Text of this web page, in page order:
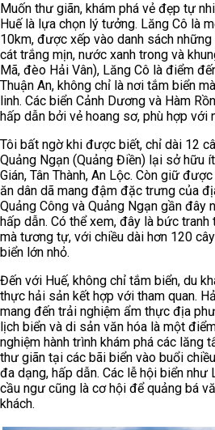
Muốn thư giãn, khám phá vẻ đẹp tự
Huế là lựa chọn lý tưởng. Lăng Cô là
10km, được xếp vào danh sách
cát trắng mịn, nước xanh trong và
Mã, đèo Hải Vân), Lăng Cô là điểm
Thuận An, không chỉ là nơi tắm biển
linh. Các biển Cảnh Dương và Hàm
hấp dẫn bởi vẻ hoang sơ, phù hợp với
Tôi bất ngờ khi được biết, chỉ dài 12
Quảng Ngạn (Quảng Điền) lại sở hữu
Gián, Tân Thành, An Lộc. Còn giữ
ăn dân dã mang đậm đặc trưng của
Quảng Công và Quảng Ngạn gần
hấp dẫn. Có thể xem, đây là bức
mà tương tự, với chiều dài hơn 120
biển lớn nhỏ.
Đến với Huế, không chỉ tắm biển, du
thực hải sản kết hợp với tham quan.
mang đến trải nghiệm ẩm thực địa
lịch biển và di sản văn hóa là một
nghiệm hành trình khám phá các lăng
thư giãn tại các bãi biển vào buổi
đa dạng, hấp dẫn. Các lễ hội biển
cầu ngư cũng là cơ hội để quảng bá
khách.